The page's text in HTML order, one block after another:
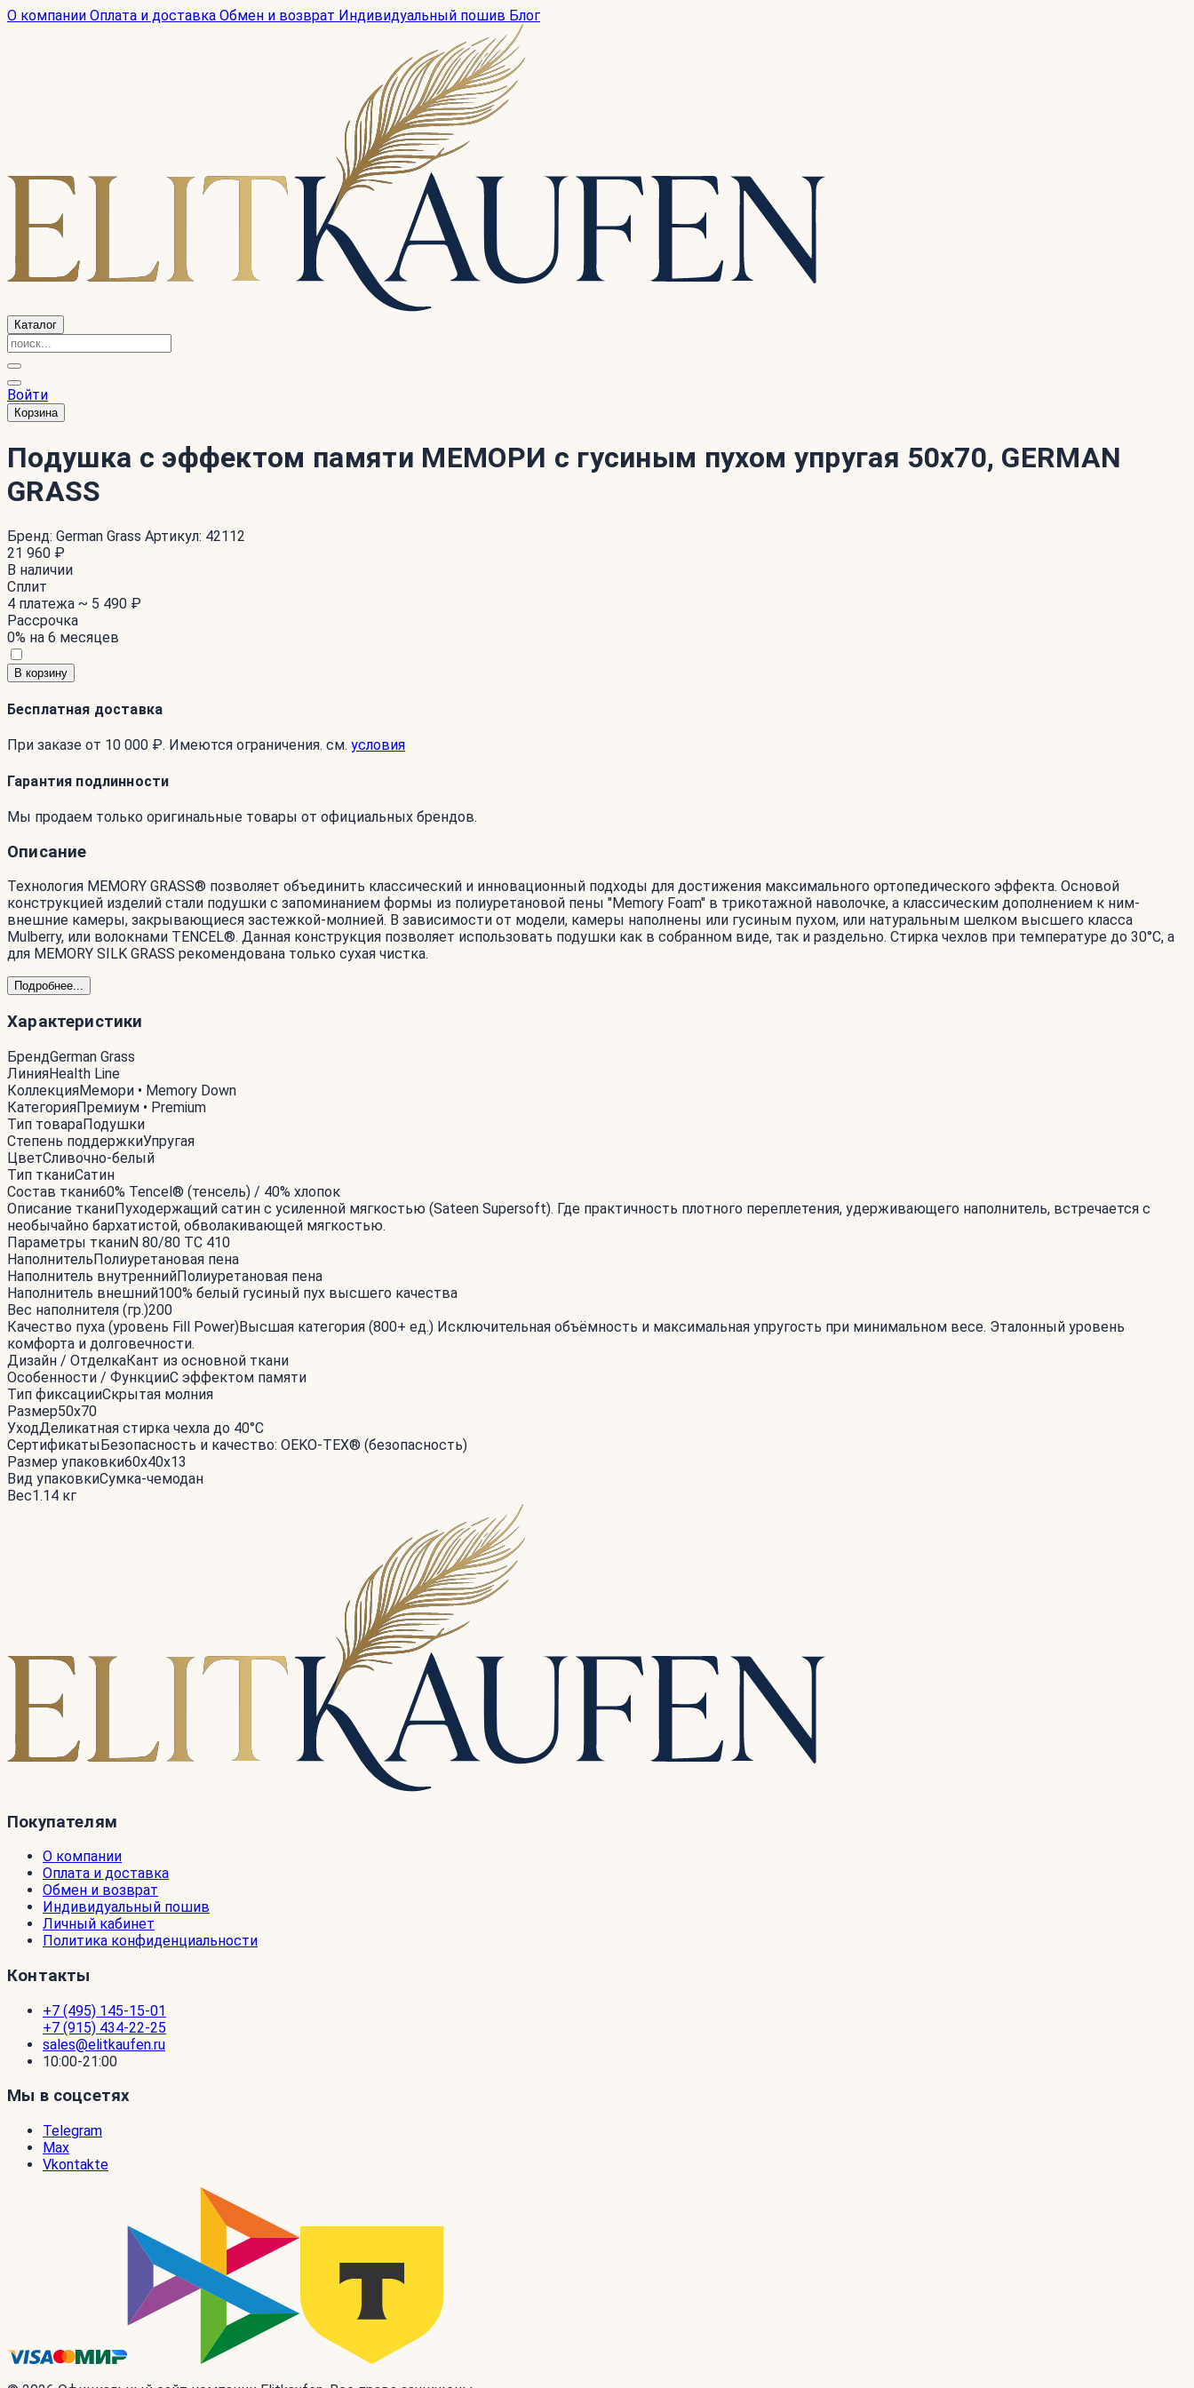
О компании Оплата и доставка Обмен и возврат Индивидуальный пошив Блог
Каталог
Войти
Корзина
Подушка с эффектом памяти МЕМОРИ с гусиным пухом упругая 50x70, GERMAN
GRASS
Бренд: German Grass Артикул: 42112
21 960 ₽
В наличии
Сплит
4 платежа ~ 5 490 ₽
Рассрочка
0% на 6 месяцев
В корзину
Бесплатная доставка
При заказе от 10 000 ₽. Имеются ограничения. см. условия
Гарантия подлинности
Мы продаем только оригинальные товары от официальных брендов.
Описание
Технология MEMORY GRASS® позволяет объединить классический и инновационный подходы для достижения максимального ортопедического эффекта. Основой
конструкцией изделий стали подушки с запоминанием формы из полиуретановой пены "Memory Foam" в трикотажной наволочке, а классическим дополнением к ним-
внешние камеры, закрывающиеся застежкой-молнией. В зависимости от модели, камеры наполнены или гусиным пухом, или натуральным шелком высшего класса
Mulberry, или волокнами TENCEL®. Данная конструкция позволяет использовать подушки как в собранном виде, так и раздельно. Стирка чехлов при температуре до 30°С, а
для MEMORY SILK GRASS рекомендована только сухая чистка.
Подробнее...
Характеристики
БрендGerman Grass
ЛинияHealth Line
КоллекцияМемори • Memory Down
КатегорияПремиум • Premium
Тип товараПодушки
Степень поддержкиУпругая
ЦветСливочно-белый
Тип тканиСатин
Состав ткани60% Tencel® (тенсель) / 40% хлопок
Описание тканиПуходержащий сатин с усиленной мягкостью (Sateen Supersoft). Где практичность плотного переплетения, удерживающего наполнитель, встречается с
необычайно бархатистой, обволакивающей мягкостью.
Параметры тканиN 80/80 TC 410
НаполнительПолиуретановая пена
Наполнитель внутреннийПолиуретановая пена
Наполнитель внешний100% белый гусиный пух высшего качества
Вес наполнителя (гр.)200
Качество пуха (уровень Fill Power)Высшая категория (800+ ед.) Исключительная объёмность и максимальная упругость при минимальном весе. Эталонный уровень
комфорта и долговечности.
Дизайн / ОтделкаКант из основной ткани
Особенности / ФункцииС эффектом памяти
Тип фиксацииСкрытая молния
Размер50x70
УходДеликатная стирка чехла до 40°С
СертификатыБезопасность и качество: OEKO-TEX® (безопасность)
Размер упаковки60x40x13
Вид упаковкиСумка-чемодан
Вес1.14 кг
Покупателям
О компании
Оплата и доставка
Обмен и возврат
Индивидуальный пошив
Личный кабинет
Политика конфиденциальности
Контакты
+7 (495) 145-15-01
+7 (915) 434-22-25
sales@elitkaufen.ru
10:00-21:00
Мы в соцсетях
Telegram
Max
Vkontakte